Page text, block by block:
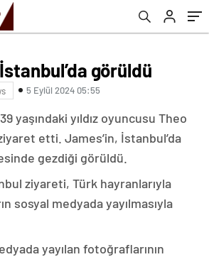
görüldü
5 Eylül 2024 05:55
yaşındaki yıldız oyuncusu Theo
etti. James’in, İstanbul’da
gezdiği görüldü.
ziyareti, Türk hayranlarıyla
sosyal medyada yayılmasıyla
yayılan fotoğraflarının